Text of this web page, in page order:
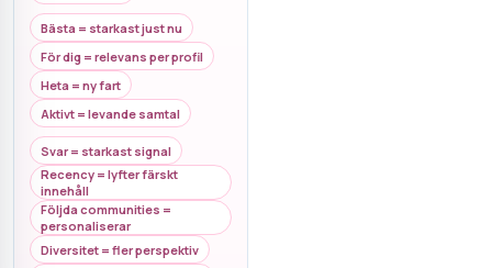
Bästa = starkast just nu
För dig = relevans per profil
Heta = ny fart
Aktivt = levande samtal
Svar = starkast signal
Recency = lyfter färskt
innehåll
Följda communities =
personaliserar
Diversitet = fler perspektiv